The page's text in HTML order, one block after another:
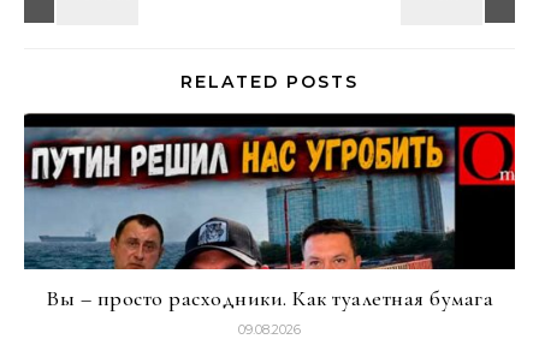
RELATED POSTS
Вы – просто расходники. Как туалетная бумага
09.08.2026